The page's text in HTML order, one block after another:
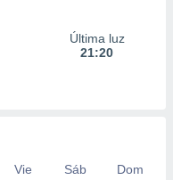
Última luz
21:20
Vie Sáb
Dom